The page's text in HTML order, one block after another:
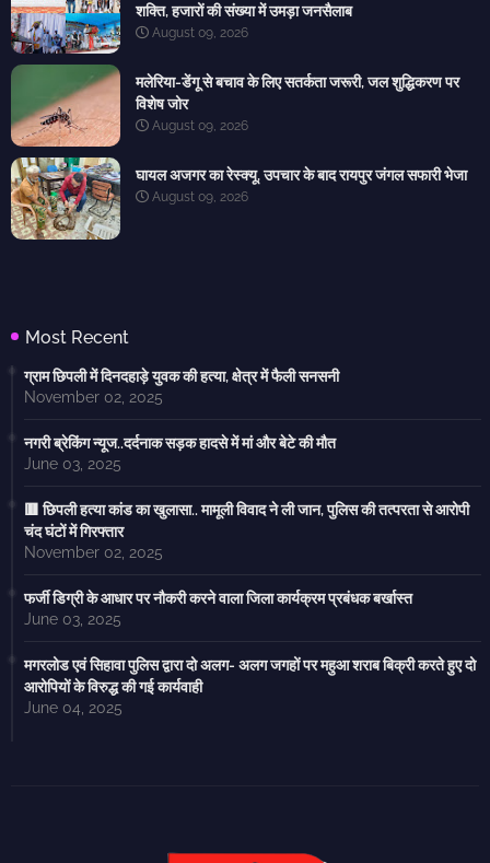
शक्ति, हजारों की संख्या में उमड़ा जनसैलाब
August 09, 2026
मलेरिया-डेंगू से बचाव के लिए सतर्कता जरूरी, जल शुद्धिकरण पर
विशेष जोर
August 09, 2026
घायल अजगर का रेस्क्यू, उपचार के बाद रायपुर जंगल सफारी भेजा
August 09, 2026
Most Recent
ग्राम छिपली में दिनदहाड़े युवक की हत्या, क्षेत्र में फैली सनसनी
November 02, 2025
नगरी ब्रेकिंग न्यूज..दर्दनाक सड़क हादसे में मां और बेटे की मौत
June 03, 2025
🟥 छिपली हत्या कांड का खुलासा.. मामूली विवाद ने ली जान, पुलिस की तत्परता से आरोपी
चंद घंटों में गिरफ्तार
November 02, 2025
फर्जी डिग्री के आधार पर नौकरी करने वाला जिला कार्यक्रम प्रबंधक बर्खास्त
June 03, 2025
मगरलोड एवं सिहावा पुलिस द्वारा दो अलग- अलग जगहों पर महुआ शराब बिक्री करते हुए दो
आरोपियों के विरुद्ध की गई कार्यवाही
June 04, 2025